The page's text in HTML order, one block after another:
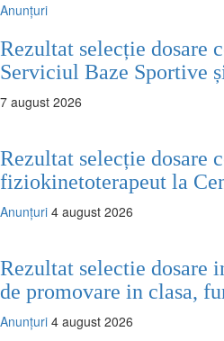
Anunțuri
Rezultat selecție dosare
Serviciul Baze Sportive
7 august 2026
Rezultat selecție dosare
fiziokinetoterapeut la
Anunțuri 4 august 2026
Rezultat selectie dosare
de promovare in clasa,
Anunțuri 4 august 2026